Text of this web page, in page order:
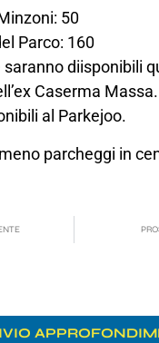
50
Parco: 160
saranno diisponibili
Caserma
al Parkejoo.
parcheggi in